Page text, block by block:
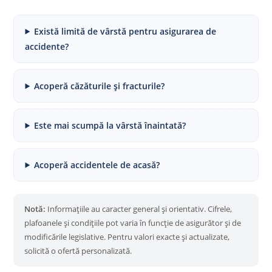
Există limită de vârstă pentru asigurarea de
accidente?
Acoperă căzăturile și fracturile?
Este mai scumpă la vârstă înaintată?
Acoperă accidentele de acasă?
Notă: Informațiile au caracter general și orientativ. Cifrele,
plafoanele și condițiile pot varia în funcție de asigurător și de
modificările legislative. Pentru valori exacte și actualizate,
solicită o ofertă personalizată.